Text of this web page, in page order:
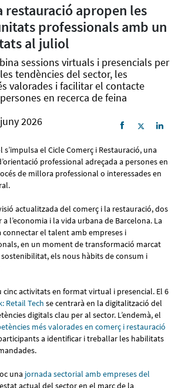
restauració apropen les
professionals amb un
al juliol
sessions virtuals i presencials per
tendències del sector, les
valorades i facilitar el contacte
en recerca de feina
2026
el Cicle Comerç i Restauració, una
professional adreçada a persones en
de millora professional o interessades en
actualitzada del comerç i la restauració, dos
l’economia i la vida urbana de Barcelona. La
connectar el talent amb empreses i
en un moment de transformació marcat
els nous hàbits de consum i
cinc activitats en format virtual i presencial. El 6
Retail Tech se centrarà en la digitalització del
digitals clau per al sector. L’endemà, el
més valorades en comerç i restauració
a identificar i treballar les habilitats
una jornada sectorial amb empreses del
actual del sector en el marc de la